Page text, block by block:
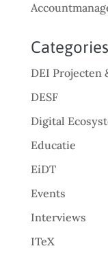
Categories
DEI Projecten
DESF
Digital
Educatie
EiDT
Events
Interviews
ITeX